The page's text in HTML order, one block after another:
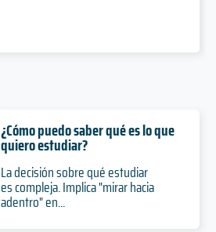
¿Cómo puedo saber qué es lo que
quiero estudiar?
La decisión sobre qué estudiar
es compleja. Implica "mirar hacia
adentro" en...